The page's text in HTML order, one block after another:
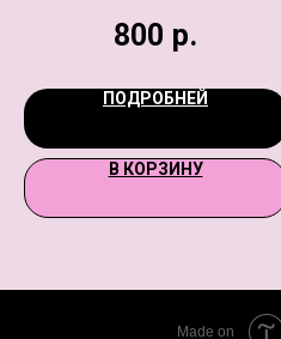
800 р.
ПОДРОБНЕЙ
В КОРЗИНУ
Made on